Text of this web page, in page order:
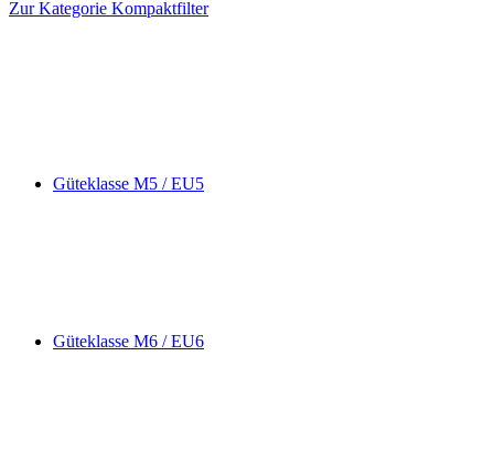
Zur Kategorie Kompaktfilter
Güteklasse M5 / EU5
Güteklasse M6 / EU6